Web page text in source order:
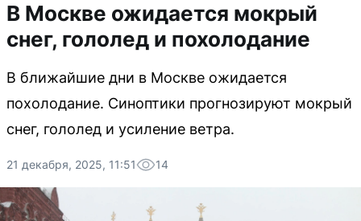
В Москве ожидается мокрый
снег, гололед и похолодание
В ближайшие дни в Москве ожидается
похолодание. Синоптики прогнозируют мокрый
снег, гололед и усиление ветра.
21 декабря, 2025, 11:51 14